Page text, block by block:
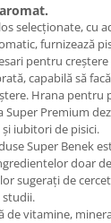
selecționate, cu
furnizează
pentru creștere
capabilă să
Hrana pentru
Super Premium
iubitori de pisici.
Super Benek
doar
sugerați de
studii.
de vitamine,